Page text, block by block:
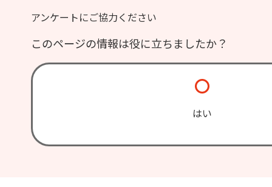
アンケートにご協力ください
このページの情報は役に立ちましたか？
はい